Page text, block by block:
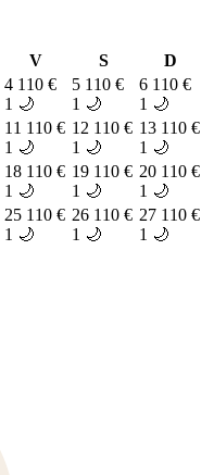
V S
D
4 110 €
1 🌙
5 110 €
1 🌙
6 110 €
1 🌙
11 110 €
1 🌙
12 110 €
1 🌙
13 110 €
1 🌙
18 110 €
1 🌙
19 110 €
1 🌙
20 110 €
1 🌙
25 110 €
1 🌙
26 110 €
1 🌙
27 110 €
1 🌙